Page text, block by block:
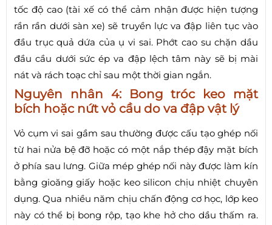
tốc độ cao (tài xế có thể cảm nhận được hiện tượng
rần rần dưới sàn xe) sẽ truyền lực va đập liên tục vào
đầu trục quả dứa của ụ vi sai. Phớt cao su chặn dầu
đầu cầu dưới sức ép va đập lệch tâm này sẽ bị mài
nát và rách toạc chỉ sau một thời gian ngắn.
Nguyên nhân 4: Bong tróc keo mặt
bích hoặc nứt vỏ cầu do va đập vật lý
Vỏ cụm vi sai gầm sau thường được cấu tạo ghép nối
từ hai nửa bệ đỡ hoặc có một nắp thép đậy mặt bích
ở phía sau lưng. Giữa mép ghép nối này được làm kín
bằng gioăng giấy hoặc keo silicon chịu nhiệt chuyên
dụng. Qua nhiều năm chịu chấn động cơ học, lớp keo
này có thể bị bong rộp, tạo khe hở cho dầu thấm ra.